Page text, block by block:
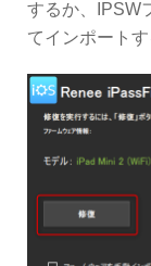
するか、IPSW
てインポート